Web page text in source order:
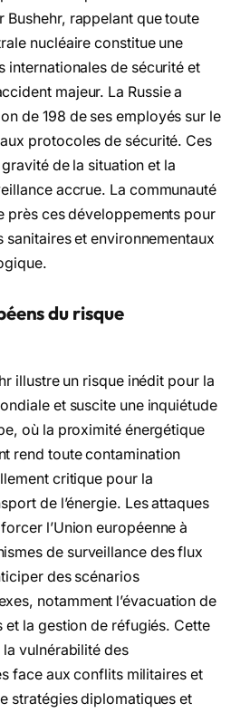
Bushehr, rappelant que toute
nucléaire constitue une
internationales de sécurité et
majeur. La Russie a
de 198 de ses employés sur le
protocoles de sécurité. Ces
de la situation et la
accrue. La communauté
près ces développements pour
sanitaires et environnementaux
du risque
illustre un risque inédit pour la
et suscite une inquiétude
où la proximité énergétique
rend toute contamination
critique pour la
de l’énergie. Les attaques
l’Union européenne à
de surveillance des flux
des scénarios
notamment l’évacuation de
la gestion de réfugiés. Cette
vulnérabilité des
face aux conflits militaires et
stratégies diplomatiques et